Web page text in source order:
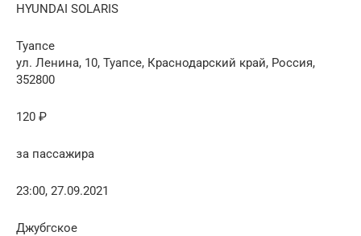
HYUNDAI SOLARIS
Туапсе
ул. Ленина, 10, Туапсе, Краснодарский край, Россия,
352800
120 ₽
за пассажира
23:00, 27.09.2021
Джубгское